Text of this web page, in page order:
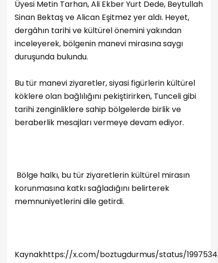
Üyesi Metin Tarhan, Ali Ekber Yurt Dede, Beytullah
Sinan Bektaş ve Alican Eşitmez yer aldı. Heyet,
dergâhın tarihi ve kültürel önemini yakından
inceleyerek, bölgenin manevi mirasına saygı
duruşunda bulundu.
Bu tür manevi ziyaretler, siyasi figürlerin kültürel
köklere olan bağlılığını pekiştirirken, Tunceli gibi
tarihi zenginliklere sahip bölgelerde birlik ve
beraberlik mesajları vermeye devam ediyor.
Bölge halkı, bu tür ziyaretlerin kültürel mirasın
korunmasına katkı sağladığını belirterek
memnuniyetlerini dile getirdi.
Kaynakhttps://x.com/boztugdurmus/status/